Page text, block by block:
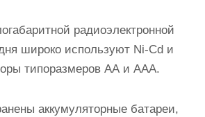
радиоэлектронной
широко используют Ni-Cd и
типоразмеров АА и AAA.
аккумуляторные батареи,